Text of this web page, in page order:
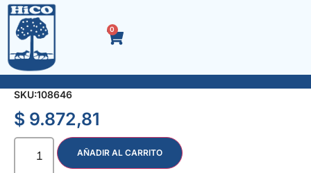
0
ROCIADOR GIRATORIO DE BRONCE Nº 2
SKU:108646
$ 9.872,81
AÑADIR AL CARRITO